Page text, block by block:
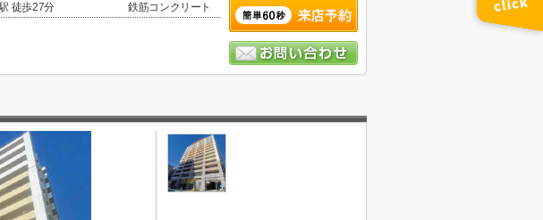
徒歩27分
鉄筋コンクリート